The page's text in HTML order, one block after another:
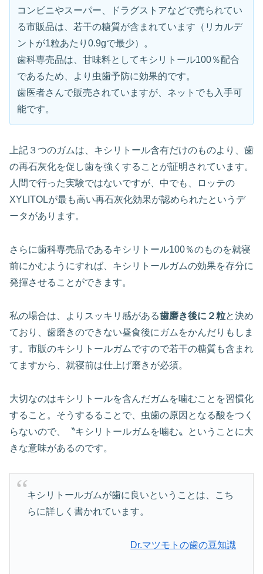
コンビニやスーパー、ドラグストアなどで売られてい
る市販品は、若干の糖質が含まれています（リカルデ
ントが1粒あたり0.9gで最少）。
歯科専売品は、甘味料としてキシリトール100％配合
であるため、より虫歯予防に効果的です。
歯医者さんで販売されていますが、ネットでも入手可
能です。
上記３つのガムは、キシリトール含有だけのものより、歯
の再石灰化を促し歯を強くすることが証明されています。
人間で行った実験ではないですが、中でも、ロッテの
XYLITOLが最も高い再石灰化効果が認められたというデ
ータがあります。
さらに歯科専売品であるキシリトール100％のものを就寝
前にかむようにすれば、キシリトールガムの効果を存分に
発揮させることができます。
私の場合は、よりスッキリ感がある歯磨き後に２粒と決め
ており、歯磨きのできない昼食後にガムをかんだりもしま
す。市販のキシリトールガムですので若干の糖質も含まれ
てますから、就寝前は仕上げ磨きが必須。
大切なのはキシリトールを含んだガムを噛むことを習慣化
すること。そうするることで、虫歯の原因となる酸をつく
らないので、〝キシリトールガムを噛む〟ということに大
きな意味があるのです。
キシリトールガムが歯に良いということは、こち
らに詳しく書かれています。
Dr.マツモトの歯の豆知識